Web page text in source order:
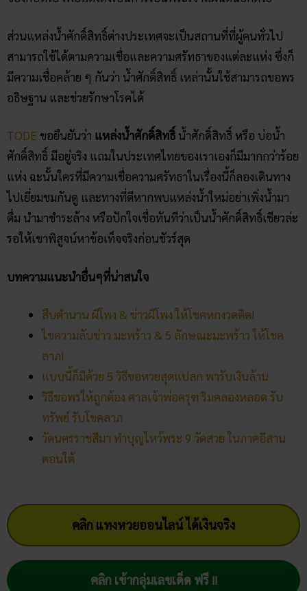
ส่วนแหล่งน้ำศักดิ์สิทธิ์ต่างประเทศจะเป็นสถานที่ที่ผู้คนทั่วไป
สามารถใช้ได้ตามความเชื่อและความศรัทธาของแต่ละแห่ง ซึ่งก็
มีความเชื่อคล้าย ๆ กันว่า น้ำศักดิ์สิทธิ์ เหล่านั้นใช้สามารถขอพร
อธิษฐาน และช่วยรักษาโรคได้
TODE ขอยืนยันว่า แหล่งน้ำศักดิ์สิทธิ์ น้ำศักดิ์สิทธิ์ หรือ บ่อน้ำ
ศักดิ์สิทธิ์ มีอยู่จริง แถมในประเทศไทยของเราเองก็มีมากกว่าร้อย
แห่ง ฉะนั้นใครที่มีความเชื่อความศรัทธาในเรื่องนี้ก็ลองเดินทาง
ไปเยี่ยมชมกันดู และทางที่ดีหากพบแหล่งน้ำใหม่อย่าเพิ่งน้ำมา
ดื่ม นำมาชำระล้าง หรือปักใจเชื่อทันทีว่าเป็นน้ำศักดิ์สิทธิ์เชียวล่ะ
รอให้เขาพิสูจน์หาข้อเท็จจริงก่อนชัวร์สุด
บทความแนะนำอื่นๆที่น่าสนใจ
สืบตำนาน ผีโพง & ข่าวผีโพง ให้โชคหกงวดติด!
ไขความลับข่าว มะพร้าว & 5 ลักษณะมะพร้าว ให้โชค
ลาภ!
แบบนี้ก็มีด้วย 5 วิธีขอหวยสุดแปลก พารับเงินล้าน
วิธีขอพรให้ถูกต้อง ศาลเจ้าพ่อครุฑ ริมคลองหลอด รับ
ทรัพย์ รับโชคลาภ
วัดนครราชสีมา ทำบุญไหว้พระ 9 วัดสวย ในภาคอีสาน
ตอนใต้
คลิก แทงหวยออนไลน์ ได้เงินจริง
คลิก เข้ากลุ่มเลขเด็ด ฟรี !!